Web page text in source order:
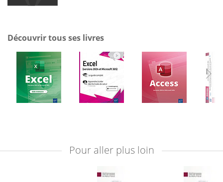
Découvrir tous ses livres
Pour aller plus loin